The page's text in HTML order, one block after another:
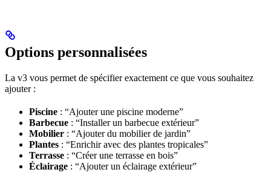
Options personnalisées
La v3 vous permet de spécifier exactement ce que vous souhaitez
ajouter :
Piscine : “Ajouter une piscine moderne”
Barbecue : “Installer un barbecue extérieur”
Mobilier : “Ajouter du mobilier de jardin”
Plantes : “Enrichir avec des plantes tropicales”
Terrasse : “Créer une terrasse en bois”
Éclairage : “Ajouter un éclairage extérieur”